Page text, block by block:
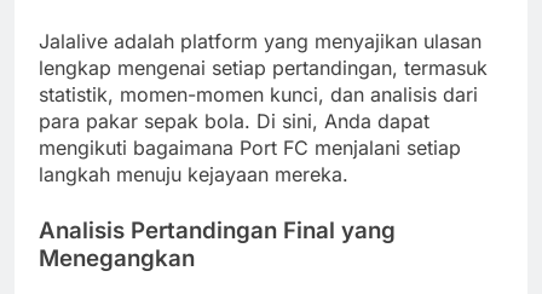
Jalalive adalah platform yang menyajikan ulasan
lengkap mengenai setiap pertandingan, termasuk
statistik, momen-momen kunci, dan analisis dari
para pakar sepak bola. Di sini, Anda dapat
mengikuti bagaimana Port FC menjalani setiap
langkah menuju kejayaan mereka.
Analisis Pertandingan Final yang
Menegangkan